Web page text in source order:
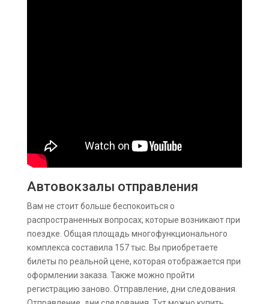
Автовокзалы отправления
Вам не стоит больше беспокоиться о
распространенных вопросах, которые возникают при
поездке. Общая площадь многофункционального
комплекса составила 157 тыс. Вы приобретаете
билеты по реальной цене, которая отображается при
оформлении заказа. Также можно пройти
регистрацию заново. Отправление, дни следования.